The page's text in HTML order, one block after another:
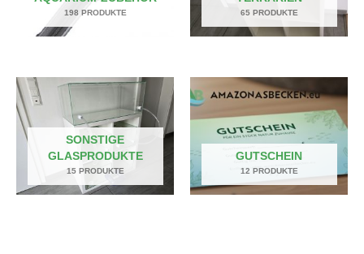
198 PRODUKTE 65 PRODUKTE
SONSTIGE
GLASPRODUKTE
15 PRODUKTE
GUTSCHEIN
12 PRODUKTE